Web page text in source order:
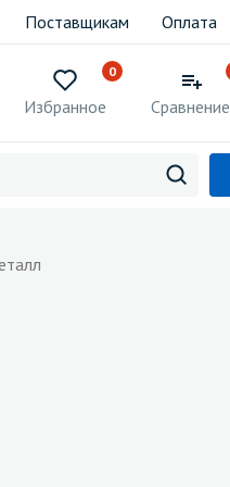
Поставщикам Оплата
0
Избранное Сравнение